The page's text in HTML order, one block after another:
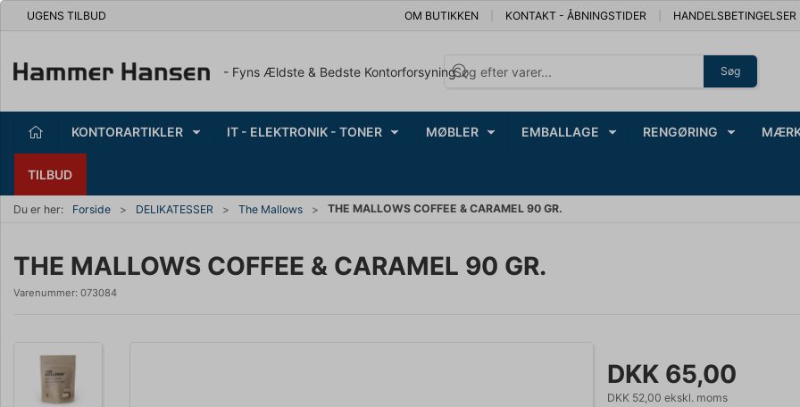
UGENS TILBUD OM BUTIKKEN KONTAKT - ÅBNINGSTIDER HANDELSBETINGELSER
- Fyns Ældste & Bedste Kontorforsyning Søg
KONTORARTIKLER IT - ELEKTRONIK - TONER MØBLER EMBALLAGE RENGØRING
TILBUD
Du er her: Forside DELIKATESSER The Mallows THE MALLOWS COFFEE & CARAMEL 90 GR.
THE MALLOWS COFFEE & CARAMEL 90 GR.
Varenummer: 073084
DKK 65,00
DKK 52,00 ekskl. moms